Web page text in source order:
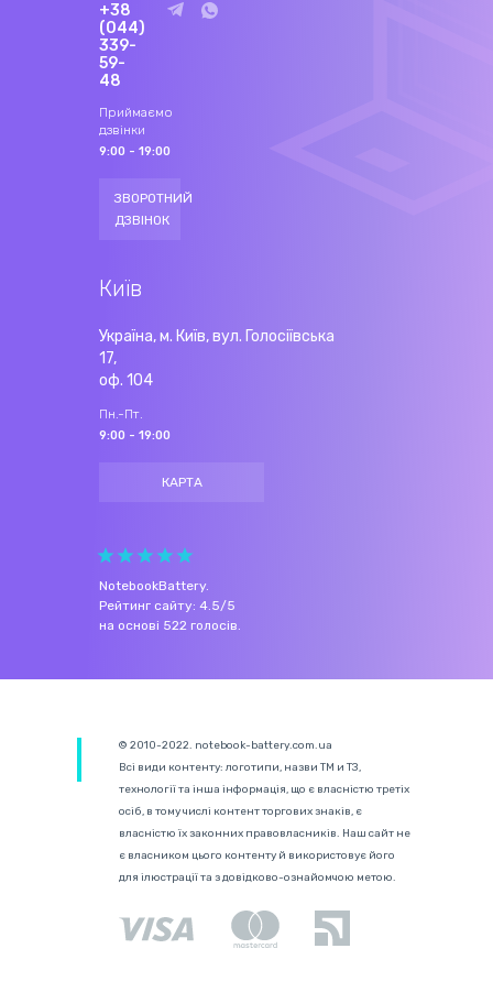
+38
(044)
339-
59-
48
Приймаємо
дзвінки
9:00 - 19:00
ЗВОРОТНИЙ
ДЗВІНОК
Київ
Україна, м. Київ, вул. Голосіївська
17,
оф. 104
Пн.-Пт.
9:00 - 19:00
КАРТА
NotebookBattery.
Рейтинг сайту: 4.5/5
на основі 522 голосів.
© 2010-2022. notebook-battery.com.ua
Всі види контенту: логотипи, назви ТМ и ТЗ,
технології та інша інформація, що є власністю третіх
осіб, в тому числі контент торгових знаків, є
власністю їх законних правовласників. Наш сайт не
є власником цього контенту й використовує його
для ілюстрації та з довідково-ознайомчою метою.